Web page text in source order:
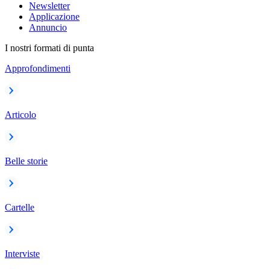
Newsletter
Applicazione
Annuncio
I nostri formati di punta
Approfondimenti
Articolo
Belle storie
Cartelle
Interviste